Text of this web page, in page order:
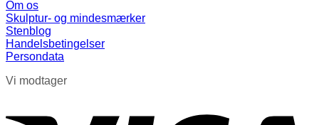
Om os
Skulptur- og mindesmærker
Stenblog
Handelsbetingelser
Persondata
Vi modtager